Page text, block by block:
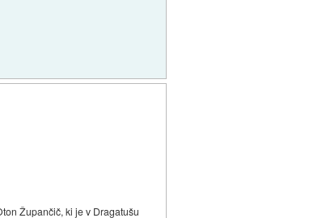
Župančič, ki je v Dragatušu